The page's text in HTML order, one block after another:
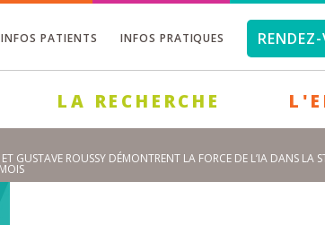
INFOS PATIENTS INFOS PRATIQUES
LA RECHERCHE
ET GUSTAVE ROUSSY DÉMONTRENT LA FORCE DE L’IA DANS